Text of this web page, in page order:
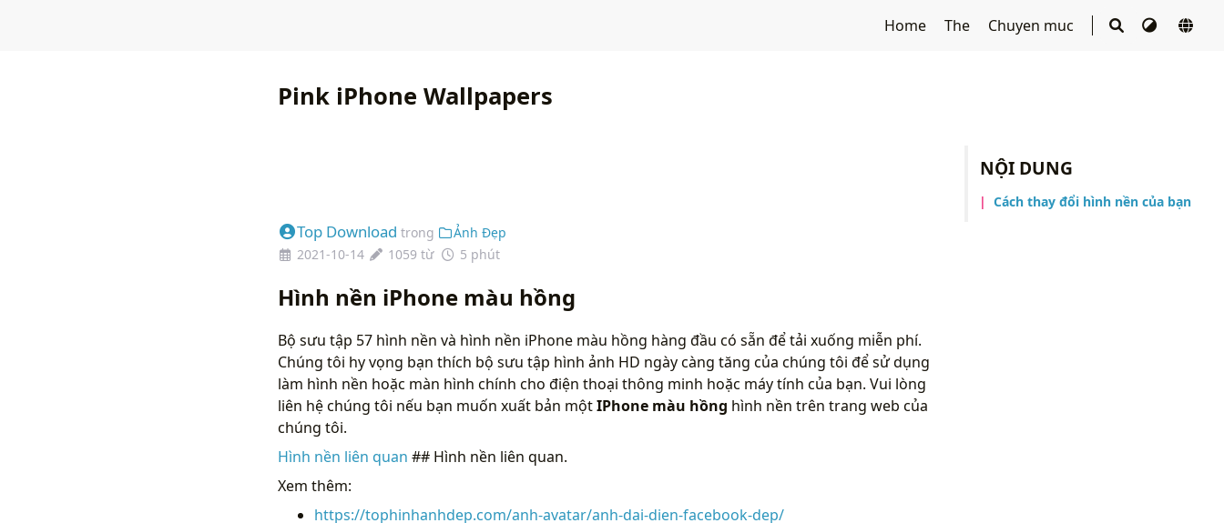
Home The Chuyen muc
NỘI DUNG
Cách thay đổi hình nền của bạn
Pink iPhone Wallpapers
Top Download trong
Ảnh Đẹp
2021-10-14
1059 từ 5 phút
Hình nền iPhone màu hồng
Bộ sưu tập 57 hình nền và hình nền iPhone màu hồng hàng đầu có sẵn để tải xuống miễn phí.
Chúng tôi hy vọng bạn thích bộ sưu tập hình ảnh HD ngày càng tăng của chúng tôi để sử dụng
làm hình nền hoặc màn hình chính cho điện thoại thông minh hoặc máy tính của bạn. Vui lòng
liên hệ chúng tôi nếu bạn muốn xuất bản mộtIPhone màu hồng hình nền trên trang web của
chúng tôi.
Hình nền liên quan ## Hình nền liên quan.
Xem thêm:
https://tophinhanhdep.com/anh-avatar/anh-dai-dien-facebook-dep/